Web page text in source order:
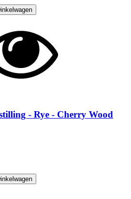
- Rye - Cherry Wood